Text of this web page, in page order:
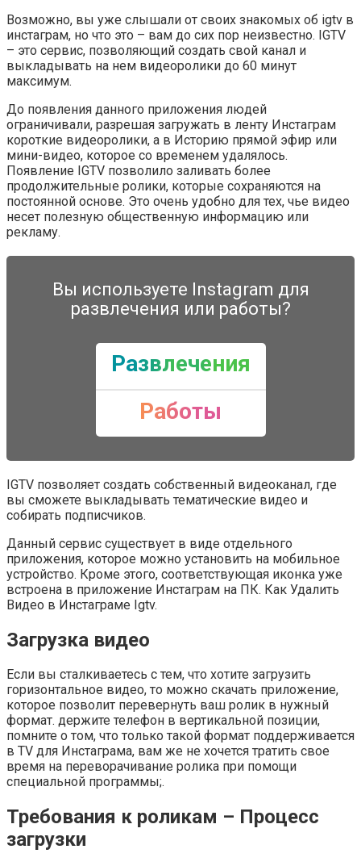
Возможно, вы уже слышали от своих знакомых об igtv в
инстаграм, но что это – вам до сих пор неизвестно. IGTV
– это сервис, позволяющий создать свой канал и
выкладывать на нем видеоролики до 60 минут
максимум.
До появления данного приложения людей
ограничивали, разрешая загружать в ленту Инстаграм
короткие видеоролики, а в Историю прямой эфир или
мини-видео, которое со временем удалялось.
Появление IGTV позволило заливать более
продолжительные ролики, которые сохраняются на
постоянной основе. Это очень удобно для тех, чье видео
несет полезную общественную информацию или
рекламу.
Вы используете Instagram для
развлечения или работы?
Развлечения
Работы
IGTV позволяет создать собственный видеоканал, где
вы сможете выкладывать тематические видео и
собирать подписчиков.
Данный сервис существует в виде отдельного
приложения, которое можно установить на мобильное
устройство. Кроме этого, соответствующая иконка уже
встроена в приложение Инстаграм на ПК. Как Удалить
Видео в Инстаграме Igtv.
Загрузка видео
Если вы сталкиваетесь с тем, что хотите загрузить
горизонтальное видео, то можно скачать приложение,
которое позволит перевернуть ваш ролик в нужный
формат. держите телефон в вертикальной позиции,
помните о том, что только такой формат поддерживается
в TV для Инстаграма, вам же не хочется тратить свое
время на переворачивание ролика при помощи
специальной программы;.
Требования к роликам – Процесс
загрузки